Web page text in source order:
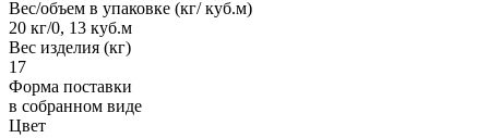
Вес/объем в упаковке (кг/ куб.м)
20 кг/0, 13 куб.м
Вес изделия (кг)
17
Форма поставки
в собранном виде
Цвет